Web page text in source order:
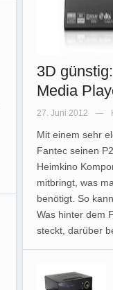
3D
Media
27. Juni 2012 —
Mit einem sehr
Fantec seinen
Heimkino
mitbringt, was
benötigt. So
Was hinter dem
steckt, darüber